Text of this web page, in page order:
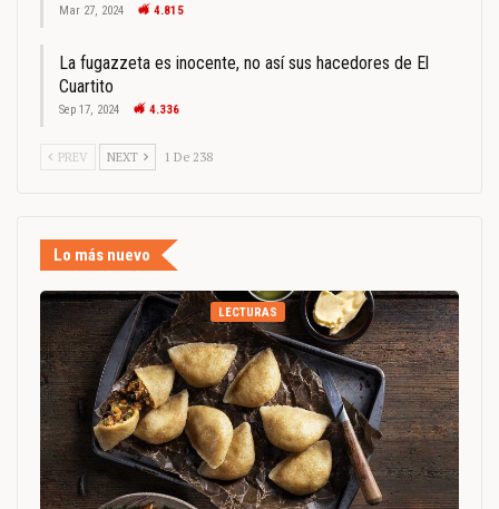
Mar 27, 2024 4.815
La fugazzeta es inocente, no así sus hacedores de El
Cuartito
Sep 17, 2024 4.336
PREV NEXT 1 De 238
Lo más nuevo
LECTURAS